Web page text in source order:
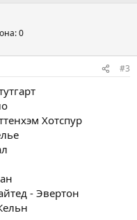
0
#3
Хотспур
- Эвертон